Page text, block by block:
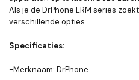
Als je de DrPhone LRM series
verschillende opties.
Specificaties:
-Merknaam: DrPhone